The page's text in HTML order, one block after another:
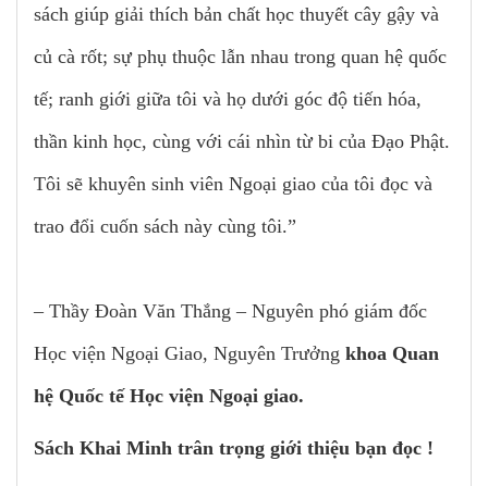
sách giúp giải thích bản chất học thuyết cây gậy và
củ cà rốt; sự phụ thuộc lẫn nhau trong quan hệ quốc
tế; ranh giới giữa tôi và họ dưới góc độ tiến hóa,
thần kinh học, cùng với cái nhìn từ bi của Đạo Phật.
Tôi sẽ khuyên sinh viên Ngoại giao của tôi đọc và
trao đổi cuốn sách này cùng tôi.”
– Thầy Đoàn Văn Thắng – Nguyên phó giám đốc
Học viện Ngoại Giao, Nguyên Trưởng khoa Quan
hệ Quốc tế Học viện Ngoại giao.
Sách Khai Minh trân trọng giới thiệu bạn đọc !